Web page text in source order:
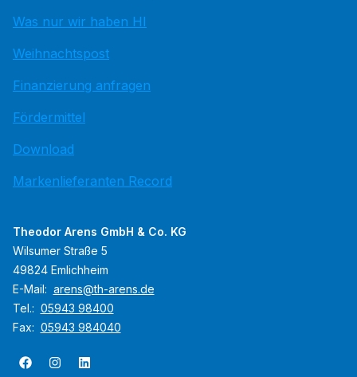
Was nur wir haben HI
Weihnachtspost
Finanzierung anfragen
Fördermittel
Download
Markenlieferanten Record
Theodor Arens GmbH & Co. KG
Wilsumer Straße 5
49824 Emlichheim
E-Mail: arens@th-arens.de
Tel.: 05943 98400
Fax: 05943 984040